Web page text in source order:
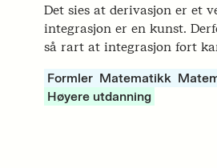
Det sies at derivasjon er et
integrasjon er en kunst.
så rart at integrasjon fort
Formler Matematikk
Høyere utdanning